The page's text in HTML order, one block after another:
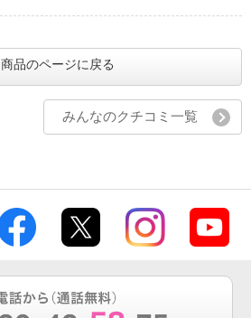
商品のページに戻る
みんなのクチコミ一覧